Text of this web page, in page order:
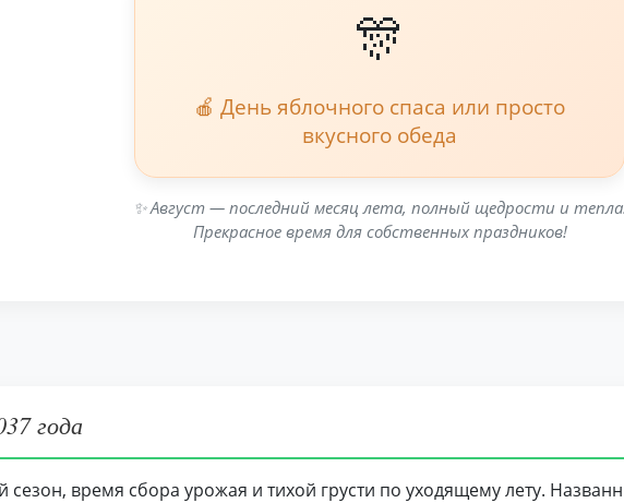
🎊
🍎 День яблочного спаса или просто
вкусного обеда
✨ Август — последний месяц лета, полный щедрости и
Прекрасное время для собственных праздников!
года
время сбора урожая и тихой грусти по уходящему лету.